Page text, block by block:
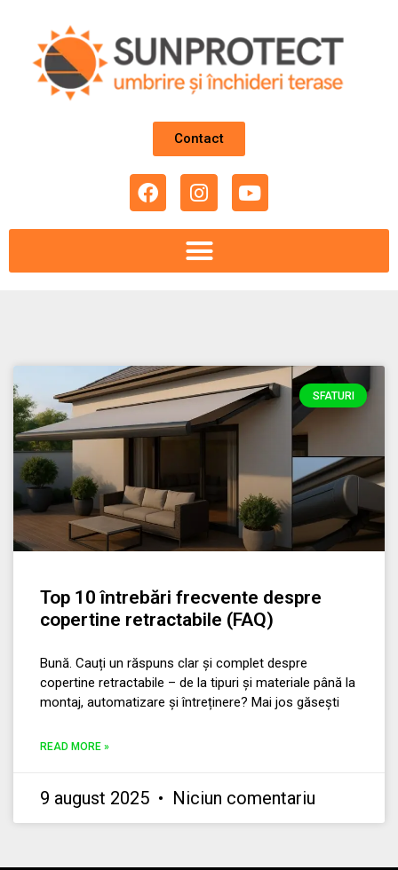
Contact
SFATURI
Top 10 întrebări frecvente despre
copertine retractabile (FAQ)
Bună. Cauți un răspuns clar și complet despre
copertine retractabile – de la tipuri și materiale până la
montaj, automatizare și întreținere? Mai jos găsești
READ MORE »
9 august 2025 Niciun comentariu